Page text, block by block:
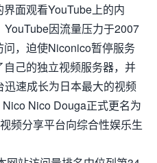
面观看YouTube上的内
因流量压力于2007
，迫使Niconico暂停服务
己的独立视频服务器，并
速成长为日本最大的视频
Nico Douga正式更名为
频分享平台向综合性娱乐生